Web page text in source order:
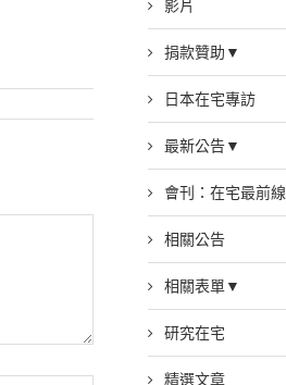
影片
捐款贊助▼
日本在宅專訪
最新公告▼
會刊：在宅最前線
相關公告
相關表單▼
研究在宅
精選文章